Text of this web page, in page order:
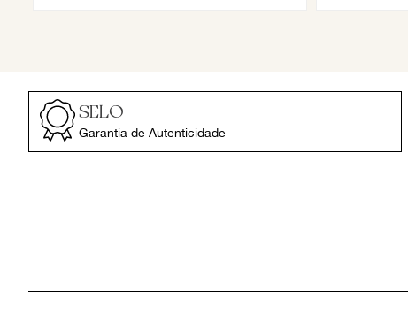
SELO
Garantia de Autenticidade